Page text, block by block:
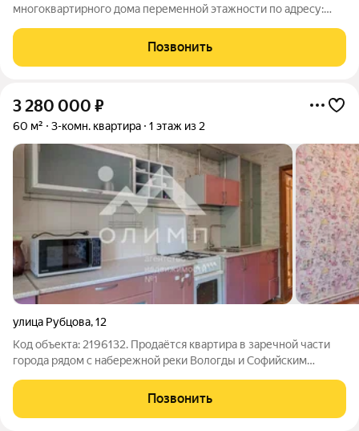
многоквартирного дома переменной этажности по адресу:
керамического кирпича со своей крышной газовой котельной,
с установкой индивидуальных
Позвонить
3 280 000 ₽
60 м² 3-комн. квартира 1 этаж из 2
улица Рубцова,12
Код объекта: 2196132. Продаётся квартира в заречной части
города рядом с набережной реки Вологды и Софийским
сарайкой. Тёплая, уютная трёхкомнатная квартира с
индивидуальным газовым котлом на
Позвонить